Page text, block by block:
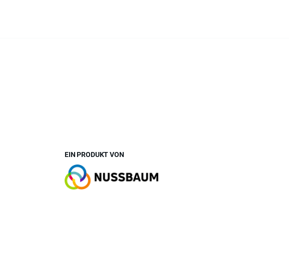
EIN PRODUKT VON